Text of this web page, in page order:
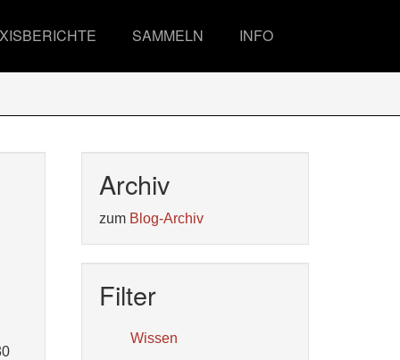
SAMMELN INFO
Archiv
zum Blog-Archiv
Filter
Wissen